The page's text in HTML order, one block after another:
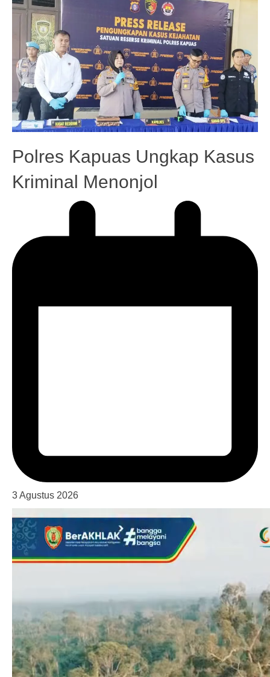
Polres Kapuas Ungkap Kasus
Kriminal Menonjol
3 Agustus 2026